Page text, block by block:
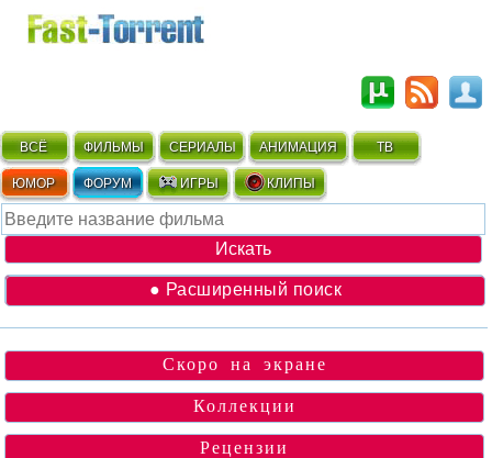
ВСЁ ФИЛЬМЫ СЕРИАЛЫ АНИМАЦИЯ ТВ
ЮМОР ФОРУМ ИГРЫ КЛИПЫ
● Расширенный поиск
Скоро на экране
Коллекции
Рецензии